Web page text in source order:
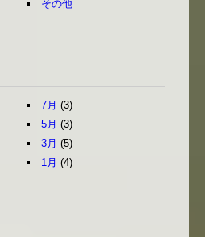
その他
7月 (3)
5月 (3)
3月 (5)
1月 (4)